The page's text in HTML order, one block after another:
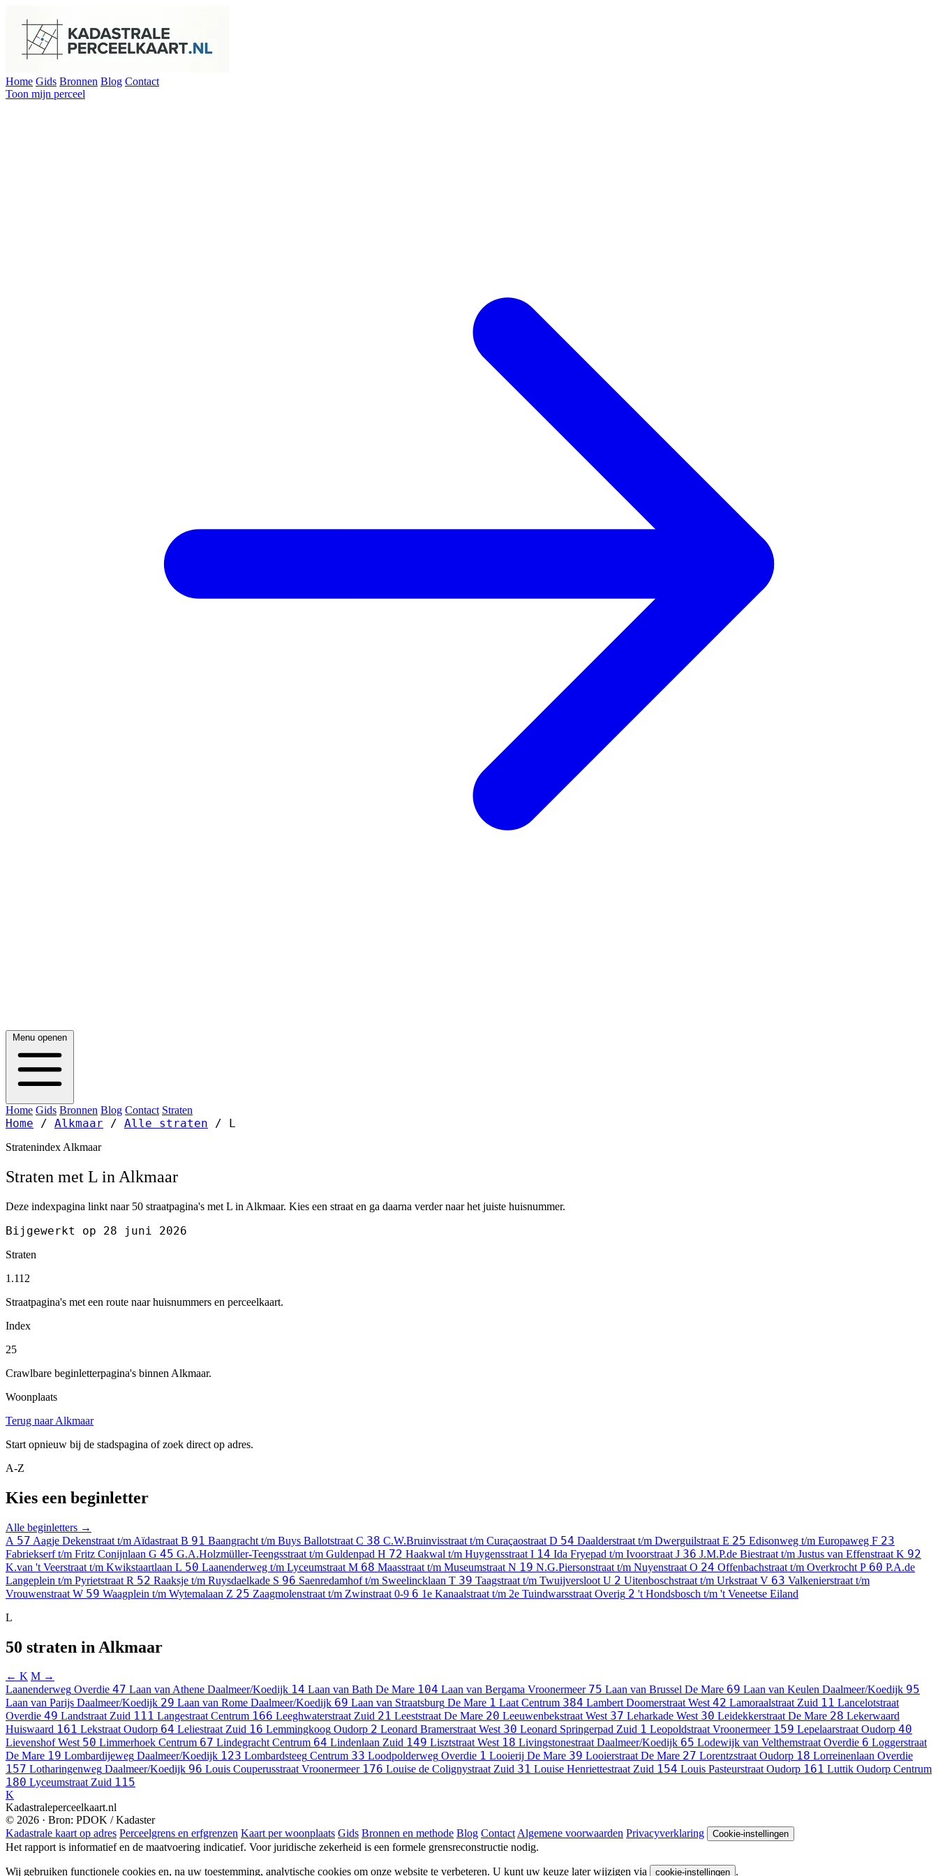
Home Gids Bronnen Blog Contact
Toon mijn perceel
Menu openen
Home Gids Bronnen Blog Contact Straten
Home / Alkmaar / Alle straten / L
Stratenindex Alkmaar
Straten met L in Alkmaar
Deze indexpagina linkt naar 50 straatpagina's met L in Alkmaar. Kies een straat en ga daarna verder naar het juiste huisnummer.
Bijgewerkt op 28 juni 2026
Straten
1.112
Straatpagina's met een route naar huisnummers en perceelkaart.
Index
25
Crawlbare beginletterpagina's binnen Alkmaar.
Woonplaats
Terug naar Alkmaar
Start opnieuw bij de stadspagina of zoek direct op adres.
A-Z
Kies een beginletter
Alle beginletters →
A 57 Aagje Dekenstraat t/m Aïdastraat B 91 Baangracht t/m Buys Ballotstraat C 38 C.W.Bruinvisstraat t/m Curaçaostraat D 54 Daalderstraat t/m Dwerguilstraat E 25 Edisonweg t/m Europaweg F 23
Fabriekserf t/m Fritz Conijnlaan G 45 G.A.Holzmüller-Teengsstraat t/m Guldenpad H 72 Haakwal t/m Huygensstraat I 14 Ida Fryepad t/m Ivoorstraat J 36 J.M.P.de Biestraat t/m Justus van Effenstraat K 92
K.van 't Veerstraat t/m Kwikstaartlaan L 50 Laanenderweg t/m Lyceumstraat M 68 Maasstraat t/m Museumstraat N 19 N.G.Piersonstraat t/m Nuyenstraat O 24 Offenbachstraat t/m Overkrocht P 60 P.A.de
Langeplein t/m Pyrietstraat R 52 Raaksje t/m Ruysdaelkade S 96 Saenredamhof t/m Sweelincklaan T 39 Taagstraat t/m Twuijversloot U 2 Uitenboschstraat t/m Urkstraat V 63 Valkenierstraat t/m
Vrouwenstraat W 59 Waagplein t/m Wytemalaan Z 25 Zaagmolenstraat t/m Zwinstraat 0-9 6 1e Kanaalstraat t/m 2e Tuindwarsstraat Overig 2 't Hondsbosch t/m 't Veneetse Eiland
L
50 straten in Alkmaar
← K M →
Laanenderweg Overdie 47 Laan van Athene Daalmeer/Koedijk 14 Laan van Bath De Mare 104 Laan van Bergama Vroonermeer 75 Laan van Brussel De Mare 69 Laan van Keulen Daalmeer/Koedijk 95
Laan van Parijs Daalmeer/Koedijk 29 Laan van Rome Daalmeer/Koedijk 69 Laan van Straatsburg De Mare 1 Laat Centrum 384 Lambert Doomerstraat West 42 Lamoraalstraat Zuid 11 Lancelotstraat
Overdie 49 Landstraat Zuid 111 Langestraat Centrum 166 Leeghwaterstraat Zuid 21 Leeststraat De Mare 20 Leeuwenbekstraat West 37 Leharkade West 30 Leidekkerstraat De Mare 28 Lekerwaard
Huiswaard 161 Lekstraat Oudorp 64 Leliestraat Zuid 16 Lemmingkoog Oudorp 2 Leonard Bramerstraat West 30 Leonard Springerpad Zuid 1 Leopoldstraat Vroonermeer 159 Lepelaarstraat Oudorp 40
Lievenshof West 50 Limmerhoek Centrum 67 Lindegracht Centrum 64 Lindenlaan Zuid 149 Lisztstraat West 18 Livingstonestraat Daalmeer/Koedijk 65 Lodewijk van Velthemstraat Overdie 6 Loggerstraat
De Mare 19 Lombardijeweg Daalmeer/Koedijk 123 Lombardsteeg Centrum 33 Loodpolderweg Overdie 1 Looierij De Mare 39 Looierstraat De Mare 27 Lorentzstraat Oudorp 18 Lorreinenlaan Overdie
157 Lotharingenweg Daalmeer/Koedijk 96 Louis Couperusstraat Vroonermeer 176 Louise de Colignystraat Zuid 31 Louise Henriettestraat Zuid 154 Louis Pasteurstraat Oudorp 161 Luttik Oudorp Centrum
180 Lyceumstraat Zuid 115
K
Kadastraleperceelkaart.nl
© 2026 · Bron: PDOK / Kadaster
Kadastrale kaart op adres Perceelgrens en erfgrenzen Kaart per woonplaats Gids Bronnen en methode Blog ContactAlgemene voorwaarden Privacyverklaring Cookie-instellingen
Het rapport is informatief en de maatvoering indicatief. Voor juridische zekerheid is een formele grensreconstructie nodig.
Wij gebruiken functionele cookies en, na uw toestemming, analytische cookies om onze website te verbeteren. U kunt uw keuze later wijzigen via cookie-instellingen .